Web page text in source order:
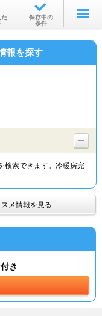
ら
ら
保存中の
条件
報を探す
検索できます。冷暖房完
メ情報を見る
き